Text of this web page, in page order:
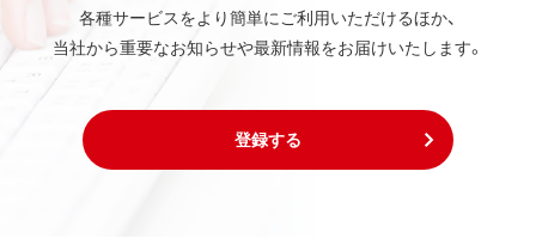
各種サービスをより簡単にご利用いただけるほか、
当社から重要なお知らせや最新情報をお届けいたします。
登録する